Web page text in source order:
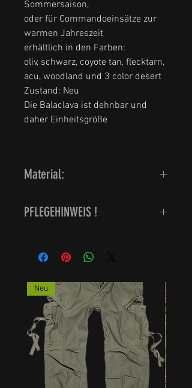
Sommersaison,
oder für Commandoeinsätze zur
warmen Jahreszeit
erhältlich in den Farben:
oliv, schwarz, coyote tan, flecktarn,
acu, woodland und 3 color desert
Zustand: Neu
Die Balaclava ist dehnbar und
daher Einheitsgröße
Material:
PFLEGEHINWEIS !
Trockner vermeiden
Neu